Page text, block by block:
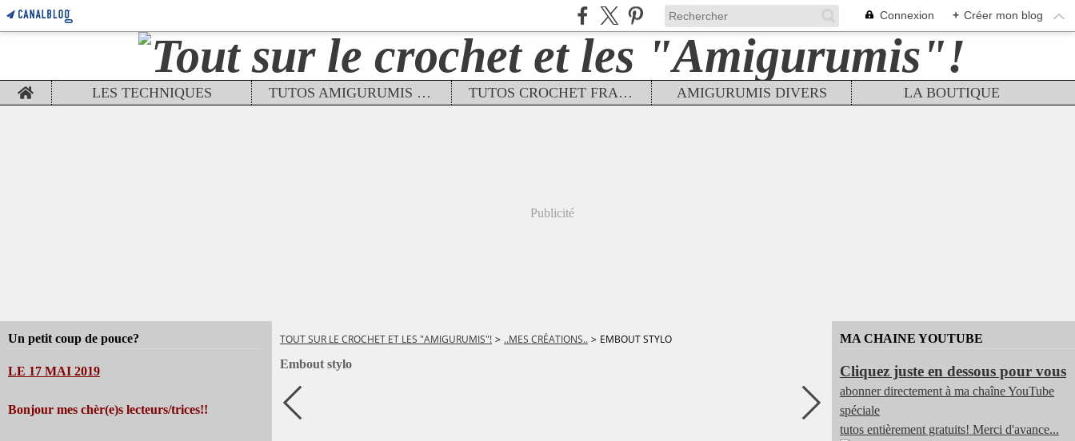
Connexion + Créer mon blog
Home LES TECHNIQUES TUTOS AMIGURUMIS FRANÇAIS TUTOS CROCHET FRANÇAIS AMIGURUMIS DIVERS LA BOUTIQUE
Publicité
Un petit coup de pouce?
LE 17 MAI 2019
Bonjour mes chèr(e)s lecteurs/trices!!
TOUT SUR LE CROCHET ET LES "AMIGURUMIS"! > ..MES CRÉATIONS.. > EMBOUT STYLO
Embout stylo
MA CHAINE YOUTUBE
Cliquez juste en dessous pour vous
abonner directement à ma chaîne YouTube
spéciale
tutos entièrement gratuits! Merci d'avance...